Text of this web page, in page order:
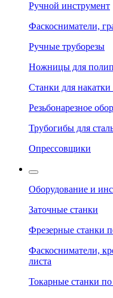
Ручной инструмент
Фаскосниматели,
Ручные труборезы
Ножницы для
Станки для накатки
Резьбонарезное
Трубогибы для
Опрессовщики
Оборудование и
Заточные станки
Фрезерные станки
Фаскосниматели,
листа
Токарные станки